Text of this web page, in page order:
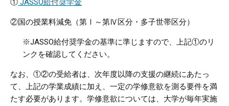
① JASSO給付奨学金
②国の授業料減免（第Ⅰ～第Ⅳ区分・多子世帯区分）
※JASSO給付奨学金の基準に準じますので、上記①のリ
ンクを確認してください。
なお、①②の受給者は、次年度以降の支援の継続にあたっ
て、上記の学業成績に加え、一定の学修意欲を測る要件を満
たす必要があります。学修意欲については、大学が毎年実施